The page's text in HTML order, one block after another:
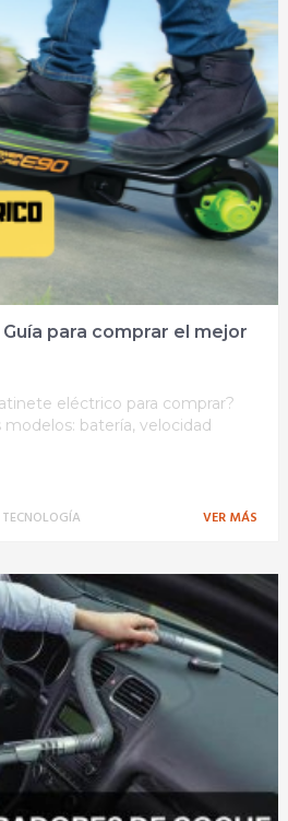
para comprar el mejor
eléctrico para comprar?
batería, velocidad
TECNOLOGÍA VER MÁS